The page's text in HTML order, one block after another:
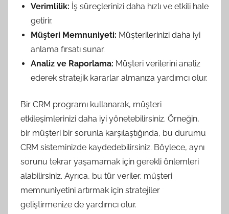
Verimlilik: İş süreçlerinizi daha hızlı ve etkili hale
getirir.
Müşteri Memnuniyeti: Müşterilerinizi daha iyi
anlama fırsatı sunar.
Analiz ve Raporlama: Müşteri verilerini analiz
ederek stratejik kararlar almanıza yardımcı olur.
Bir CRM programı kullanarak, müşteri
etkileşimlerinizi daha iyi yönetebilirsiniz. Örneğin,
bir müşteri bir sorunla karşılaştığında, bu durumu
CRM sisteminizde kaydedebilirsiniz. Böylece, aynı
sorunu tekrar yaşamamak için gerekli önlemleri
alabilirsiniz. Ayrıca, bu tür veriler, müşteri
memnuniyetini artırmak için stratejiler
geliştirmenize de yardımcı olur.